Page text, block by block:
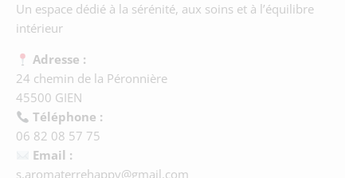
Un espace dédié à la sérénité, aux soins et à l’équilibre
intérieur
Adresse :
24 chemin de la Péronnière
45500 GIEN
Téléphone :
06 82 08 57 75
Email :
s.aromaterrehappy@gmail.com